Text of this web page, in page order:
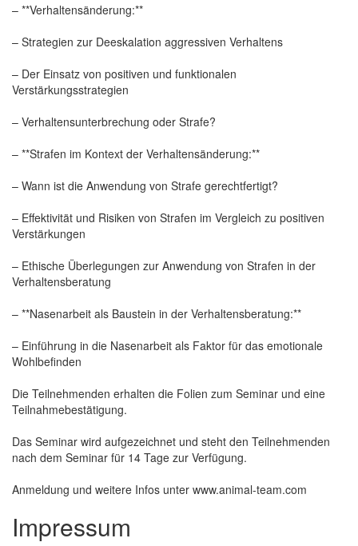
– **Verhaltensänderung:**
– Strategien zur Deeskalation aggressiven Verhaltens
– Der Einsatz von positiven und funktionalen
Verstärkungsstrategien
– Verhaltensunterbrechung oder Strafe?
– **Strafen im Kontext der Verhaltensänderung:**
– Wann ist die Anwendung von Strafe gerechtfertigt?
– Effektivität und Risiken von Strafen im Vergleich zu positiven
Verstärkungen
– Ethische Überlegungen zur Anwendung von Strafen in der
Verhaltensberatung
– **Nasenarbeit als Baustein in der Verhaltensberatung:**
– Einführung in die Nasenarbeit als Faktor für das emotionale
Wohlbefinden
Die Teilnehmenden erhalten die Folien zum Seminar und eine
Teilnahmebestätigung.
Das Seminar wird aufgezeichnet und steht den Teilnehmenden
nach dem Seminar für 14 Tage zur Verfügung.
Anmeldung und weitere Infos unter www.animal-team.com
Impressum